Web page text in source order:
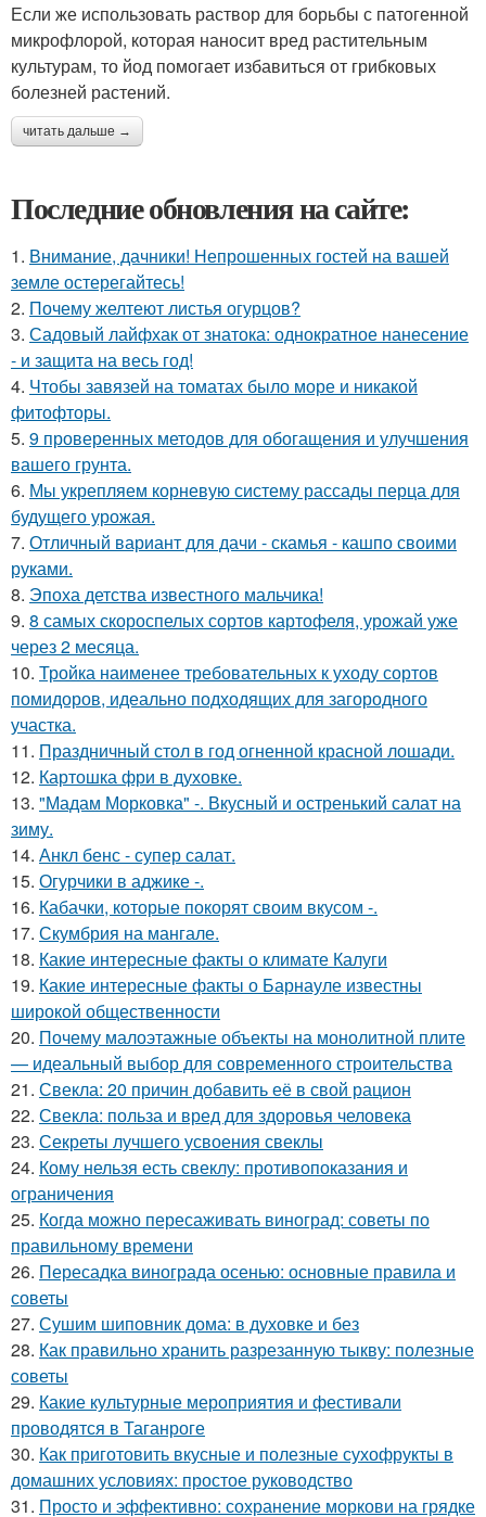
Если же использовать раствор для борьбы с патогенной
микрофлорой, которая наносит вред растительным
культурам, то йод помогает избавиться от грибковых
болезней растений.
читать дальше →
Последние обновления на сайте:
1. Внимание, дачники! Непрошенных гостей на вашей
земле остерегайтесь!
2. Почему желтеют листья огурцов?
3. Садовый лайфхак от знатока: однократное нанесение
- и защита на весь год!
4. Чтобы завязей на томатах было море и никакой
фитофторы.
5. 9 проверенных методов для обогащения и улучшения
вашего грунта.
6. Мы укрепляем корневую систему рассады перца для
будущего урожая.
7. Отличный вариант для дачи - скамья - кашпо своими
руками.
8. Эпоха детства известного мальчика!
9. 8 самых скороспелых сортов картофеля, урожай уже
через 2 месяца.
10. Тройка наименее требовательных к уходу сортов
помидоров, идеально подходящих для загородного
участка.
11. Праздничный стол в год огненной красной лошади.
12. Картошка фри в духовке.
13. "Мадам Морковка" -. Вкусный и остренький салат на
зиму.
14. Анкл бенс - супер салат.
15. Огурчики в аджике -.
16. Кабачки, которые покорят своим вкусом -.
17. Скумбрия на мангале.
18. Какие интересные факты о климате Калуги
19. Какие интересные факты о Барнауле известны
широкой общественности
20. Почему малоэтажные объекты на монолитной плите
— идеальный выбор для современного строительства
21. Свекла: 20 причин добавить её в свой рацион
22. Свекла: польза и вред для здоровья человека
23. Секреты лучшего усвоения свеклы
24. Кому нельзя есть свеклу: противопоказания и
ограничения
25. Когда можно пересаживать виноград: советы по
правильному времени
26. Пересадка винограда осенью: основные правила и
советы
27. Сушим шиповник дома: в духовке и без
28. Как правильно хранить разрезанную тыкву: полезные
советы
29. Какие культурные мероприятия и фестивали
проводятся в Таганроге
30. Как приготовить вкусные и полезные сухофрукты в
домашних условиях: простое руководство
31. Просто и эффективно: сохранение моркови на грядке